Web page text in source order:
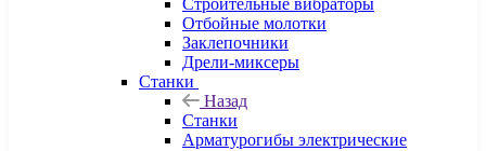
Строительные вибраторы
Отбойные молотки
Заклепочники
Дрели-миксеры
Станки
Назад
Станки
Арматурогибы электрические